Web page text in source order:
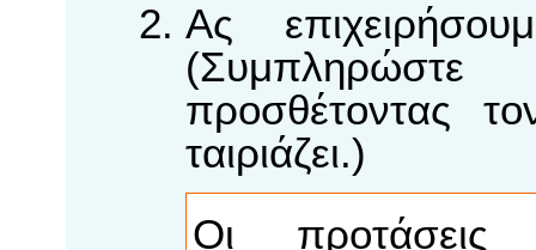
Ας
προσθέτοντας
ταιριάζει.)
Οι